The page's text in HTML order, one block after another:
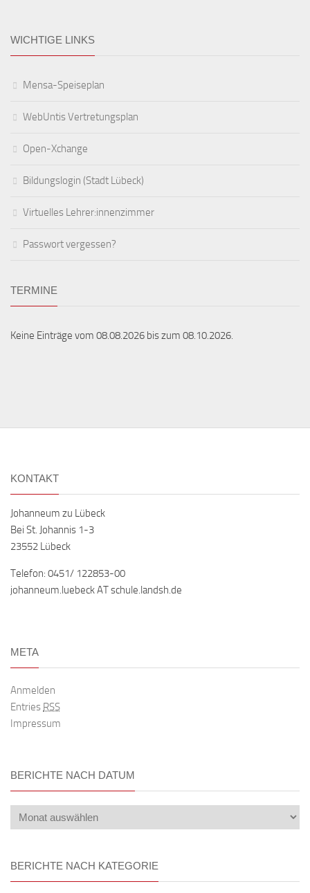
WICHTIGE LINKS
Mensa-Speiseplan
WebUntis Vertretungsplan
Open-Xchange
Bildungslogin (Stadt Lübeck)
Virtuelles Lehrer:innenzimmer
Passwort vergessen?
TERMINE
Keine Einträge vom 08.08.2026 bis zum 08.10.2026.
KONTAKT
Johanneum zu Lübeck
Bei St. Johannis 1-3
23552 Lübeck
Telefon: 0451/ 122853-00
johanneum.luebeck AT schule.landsh.de
META
Anmelden
Entries RSS
Impressum
BERICHTE NACH DATUM
BERICHTE NACH KATEGORIE